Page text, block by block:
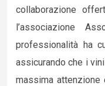
collaborazione
l’associazione
professionalità ha
assicurando che i
massima